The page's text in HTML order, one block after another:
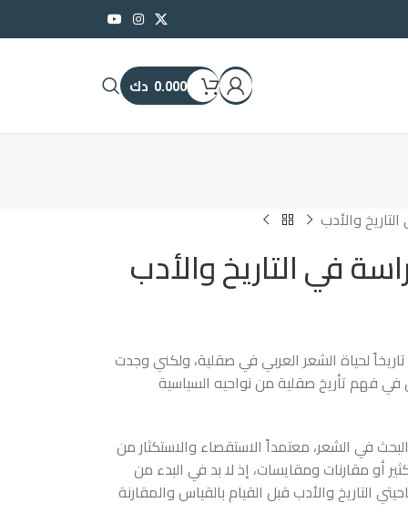
0.000 دك
والأدب
في التاريخ والأدب
لحياة الشعر العربي في صقلية، ولكني وجدت
فهم تأريخ صقلية من نواحيه السياسية
في الشعر، معتمداً الاستقصاء والاستكثار من
أو مقارنات ومقايسات، إذ لا بد في البدء من
التاريخ والأدب قبل القيام بالقياس والمقارنة